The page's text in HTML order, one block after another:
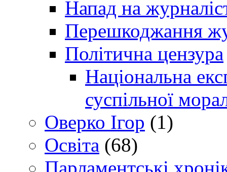
Напад на
Перешкоджання
Політична цензура
Національна
суспільної
Оверко Ігор (1)
Освіта (68)
Парламентські